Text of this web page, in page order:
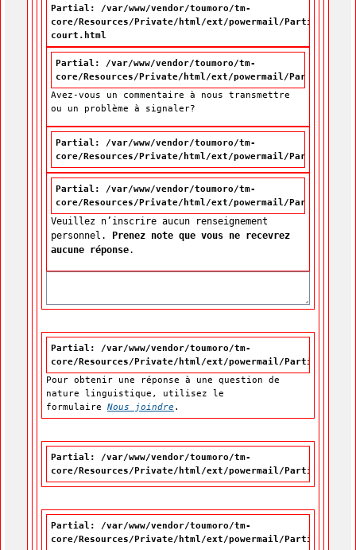
Partial: /var/www/vendor/toumoro/tm-
core/Resources/Private/html/ext/powermail/Partials/
court.html
Partial: /var/www/vendor/toumoro/tm-
core/Resources/Private/html/ext/powermail/Partials/
Avez-vous un commentaire à nous transmettre
ou un problème à signaler?
Partial: /var/www/vendor/toumoro/tm-
core/Resources/Private/html/ext/powermail/Partials/
Partial: /var/www/vendor/toumoro/tm-
core/Resources/Private/html/ext/powermail/Partials/
Veuillez n’inscrire aucun renseignement
personnel. Prenez note que vous ne recevrez
aucune réponse.
Partial: /var/www/vendor/toumoro/tm-
core/Resources/Private/html/ext/powermail/Partials/
Pour obtenir une réponse à une question de
nature linguistique, utilisez le
formulaire Nous joindre .
Partial: /var/www/vendor/toumoro/tm-
core/Resources/Private/html/ext/powermail/Partials/
Partial: /var/www/vendor/toumoro/tm-
core/Resources/Private/html/ext/powermail/Partials/